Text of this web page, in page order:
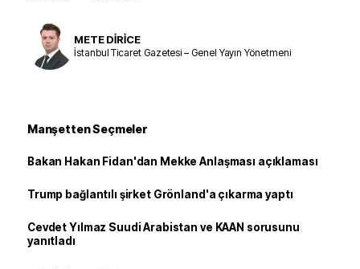
METE DİRİCE
İstanbul Ticaret Gazetesi – Genel Yayın Yönetmeni
Manşetten Seçmeler
Bakan Hakan Fidan'dan Mekke Anlaşması açıklaması
Trump bağlantılı şirket Grönland'a çıkarma yaptı
Cevdet Yılmaz Suudi Arabistan ve KAAN sorusunu
yanıtladı